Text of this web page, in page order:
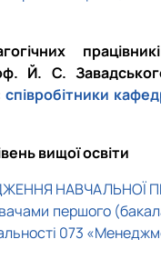
Й. С.
співробітники
вищої освіти
НАВЧАЛЬНОЇ
першого
073